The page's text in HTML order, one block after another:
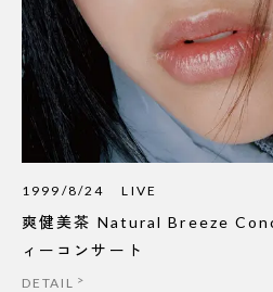
1999/8/24 LIVE
爽健美茶 Natural Breeze
ィーコンサート
DETAIL